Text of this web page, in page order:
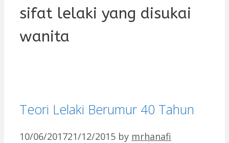
sifat lelaki yang disukai
wanita
Teori Lelaki Berumur 40 Tahun
10/06/201721/12/2015 by mrhanafi